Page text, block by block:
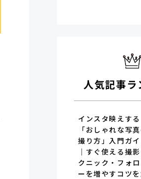
人気記事ラ
インスタ映えする
「おしゃれな写
撮り方」入門ガ
｜すぐ使える撮
クニック・フォ
ーを増やすコツ